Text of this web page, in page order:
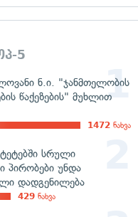
5
ნ.ი. "ჯანმთელობის
წაქეზების" მუხლით
1472 ნახვა
სრული
პირობები უნდა
დადგენილება
429 ნახვა